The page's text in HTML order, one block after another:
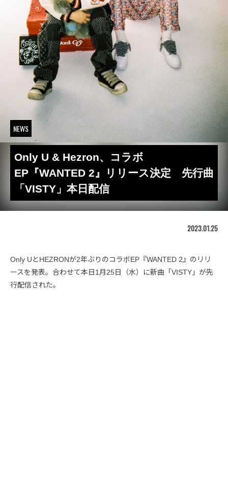
NEWS
Only U & Hezron、コラボ
EP『WANTED 2』リリース決定 先行曲
「VISTY」本日配信
2023.01.25
Only UとHEZRONが2年ぶりのコラボEP『WANTED 2』のリリ
ースを発表。合わせて本日1月25日（水）に新曲「VISTY」が先
行配信された。